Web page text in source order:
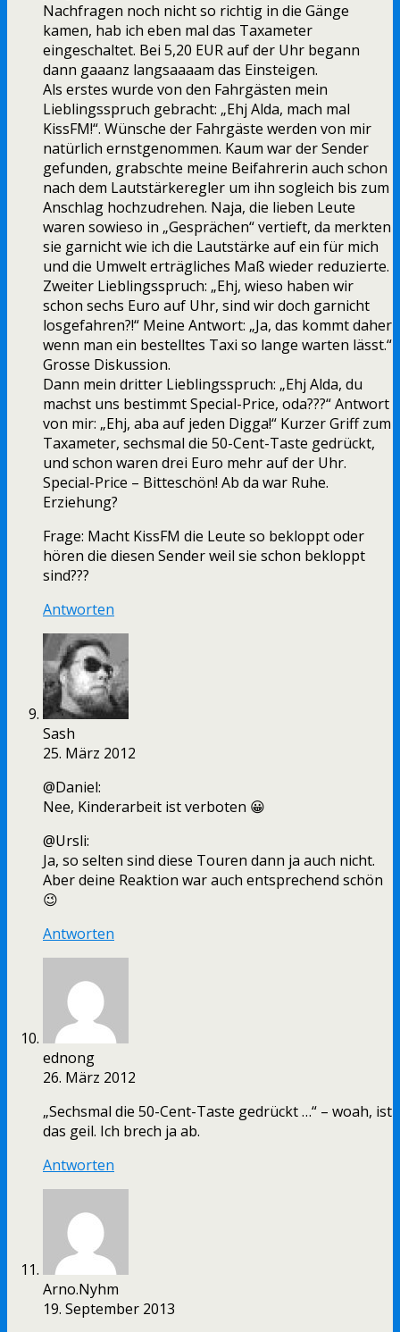
Nachfragen noch nicht so richtig in die Gänge
kamen, hab ich eben mal das Taxameter
eingeschaltet. Bei 5,20 EUR auf der Uhr begann
dann gaaanz langsaaaam das Einsteigen.
Als erstes wurde von den Fahrgästen mein
Lieblingsspruch gebracht: „Ehj Alda, mach mal
KissFM!“. Wünsche der Fahrgäste werden von mir
natürlich ernstgenommen. Kaum war der Sender
gefunden, grabschte meine Beifahrerin auch schon
nach dem Lautstärkeregler um ihn sogleich bis zum
Anschlag hochzudrehen. Naja, die lieben Leute
waren sowieso in „Gesprächen“ vertieft, da merkten
sie garnicht wie ich die Lautstärke auf ein für mich
und die Umwelt erträgliches Maß wieder reduzierte.
Zweiter Lieblingsspruch: „Ehj, wieso haben wir
schon sechs Euro auf Uhr, sind wir doch garnicht
losgefahren?!“ Meine Antwort: „Ja, das kommt daher
wenn man ein bestelltes Taxi so lange warten lässt.“
Grosse Diskussion.
Dann mein dritter Lieblingsspruch: „Ehj Alda, du
machst uns bestimmt Special-Price, oda???“ Antwort
von mir: „Ehj, aba auf jeden Digga!“ Kurzer Griff zum
Taxameter, sechsmal die 50-Cent-Taste gedrückt,
und schon waren drei Euro mehr auf der Uhr.
Special-Price – Bitteschön! Ab da war Ruhe.
Erziehung?
Frage: Macht KissFM die Leute so bekloppt oder
hören die diesen Sender weil sie schon bekloppt
sind???
Antworten
Sash
25. März 2012
@Daniel:
Nee, Kinderarbeit ist verboten 😀
@Ursli:
Ja, so selten sind diese Touren dann ja auch nicht.
Aber deine Reaktion war auch entsprechend schön
😉
Antworten
ednong
26. März 2012
„Sechsmal die 50-Cent-Taste gedrückt …“ – woah, ist
das geil. Ich brech ja ab.
Antworten
Arno.Nyhm
19. September 2013